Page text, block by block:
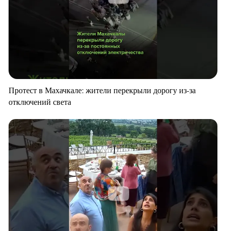
Протест в Махачкале: жители перекрыли дорогу из-за
отключений света